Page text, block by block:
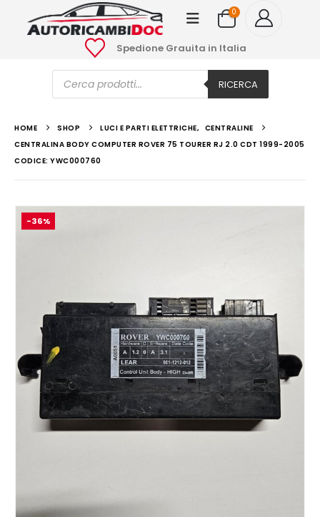
0
Spedione Grauita in Italia
Ricerca
prodotti RICERCA
HOME SHOP LUCI E PARTI ELETTRICHE, CENTRALINE
CENTRALINA BODY COMPUTER ROVER 75 TOURER RJ 2.0 CDT 1999-2005
CODICE: YWC000760
-36%